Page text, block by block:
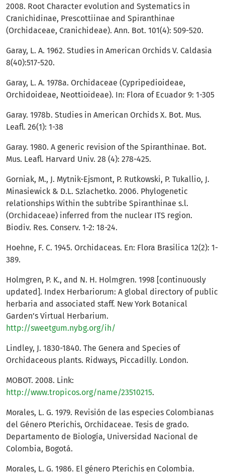
2008. Root Character evolution and Systematics in
Cranichidinae, Prescottiinae and Spiranthinae
(Orchidaceae, Cranichideae). Ann. Bot. 101(4): 509-520.
Garay, L. A. 1962. Studies in American Orchids V. Caldasia
8(40):517-520.
Garay, L. A. 1978a. Orchidaceae (Cypripedioideae,
Orchidoideae, Neottioideae). In: Flora of Ecuador 9: 1-305
Garay. 1978b. Studies in American Orchids X. Bot. Mus.
Leafl. 26(1): 1-38
Garay. 1980. A generic revision of the Spiranthinae. Bot.
Mus. Leafl. Harvard Univ. 28 (4): 278-425.
Gorniak, M., J. Mytnik-Ejsmont, P. Rutkowski, P. Tukallio, J.
Minasiewick & D.L. Szlachetko. 2006. Phylogenetic
relationships Within the subtribe Spiranthinae s.l.
(Orchidaceae) inferred from the nuclear ITS region.
Biodiv. Res. Conserv. 1-2: 18-24.
Hoehne, F. C. 1945. Orchidaceas. En: Flora Brasilica 12(2): 1-
389.
Holmgren, P. K., and N. H. Holmgren. 1998 [continuously
updated]. Index Herbariorum: A global directory of public
herbaria and associated staff. New York Botanical
Garden’s Virtual Herbarium.
http://sweetgum.nybg.org/ih/
Lindley, J. 1830-1840. The Genera and Species of
Orchidaceous plants. Ridways, Piccadilly. London.
MOBOT. 2008. Link:
http://www.tropicos.org/name/23510215.
Morales, L. G. 1979. Revisión de las especies Colombianas
del Género Pterichis, Orchidaceae. Tesis de grado.
Departamento de Biología, Universidad Nacional de
Colombia, Bogotá.
Morales, L. G. 1986. El género Pterichis en Colombia.